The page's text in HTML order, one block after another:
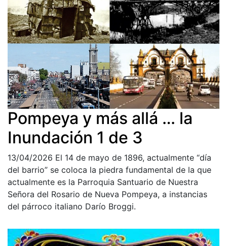
Pompeya y más allá … la
Inundación 1 de 3
13/04/2026 El 14 de mayo de 1896, actualmente “día
del barrio” se coloca la piedra fundamental de la que
actualmente es la Parroquia Santuario de Nuestra
Señora del Rosario de Nueva Pompeya, a instancias
del párroco italiano Darío Broggi.